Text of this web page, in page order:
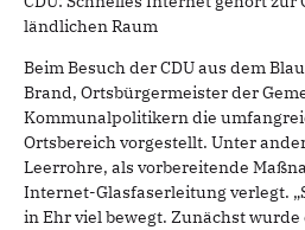
ländlichen Raum
Beim Besuch der CDU aus dem
Brand, Ortsbürgermeister der
Kommunalpolitikern die
Ortsbereich vorgestellt. Unter
Leerrohre, als vorbereitende
Internet-Glasfaserleitung verlegt.
in Ehr viel bewegt. Zunächst wurde